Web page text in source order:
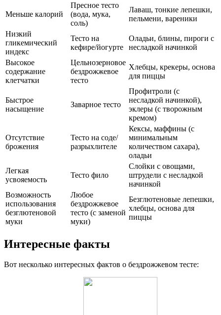
Меньше калорий
Пресное тесто
(вода, мука,
соль)
Лаваш, тонкие лепешки,
пельмени, вареники
Низкий
гликемический
индекс
Тесто на
кефире/йогурте
Оладьи, блины, пироги с
несладкой начинкой
Высокое
содержание
клетчатки
Цельнозерновое
бездрожжевое
тесто
Хлебцы, крекеры, основа
для пиццы
Быстрое
насыщение
Заварное тесто
Профитроли (с
несладкой начинкой),
эклеры (с творожным
кремом)
Отсутствие
брожения
Тесто на соде/
разрыхлителе
Кексы, маффины (с
минимальным
количеством сахара),
оладьи
Легкая
усвояемость
Тесто фило
Слойки с овощами,
штрудели с несладкой
начинкой
Возможность
использования
безглютеновой
муки
Любое
бездрожжевое
тесто (с заменой
муки)
Безглютеновые лепешки,
хлебцы, основа для
пиццы
Интересные факты
Вот несколько интересных фактов о бездрожжевом тесте: